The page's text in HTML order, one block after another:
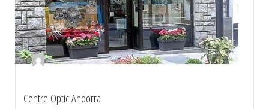
Centre Optic Andorra